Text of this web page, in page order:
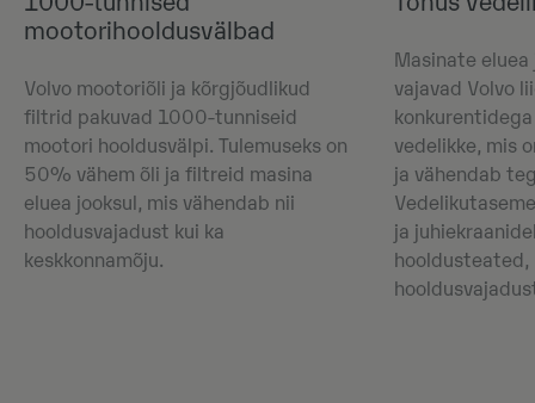
mootorihooldusvälbad
Volvo mootoriõli ja kõrgjõudlikud
filtrid pakuvad 1000-tunniseid
mootori hooldusvälpi. Tulemuseks on
50% vähem õli ja filtreid masina
eluea jooksul, mis vähendab nii
hooldusvajadust kui ka
keskkonnamõju.
Masinate
vajavad Volvo
vedelikke, mis
ja vähendab
ja